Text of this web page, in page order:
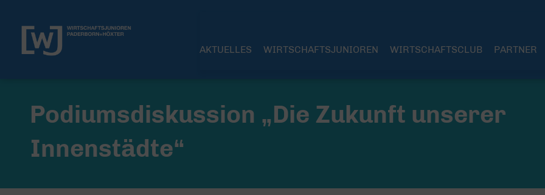
AKTUELLES WIRTSCHAFTSJUNIOREN WIRTSCHAFTSCLUB PARTNER
Podiumsdiskussion „Die Zukunft unserer
Innenstädte“